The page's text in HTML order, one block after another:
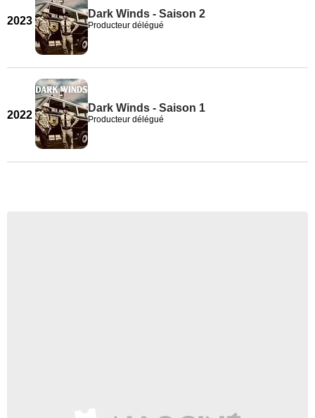
2023
Dark Winds - Saison 2
Producteur délégué
2022
Dark Winds - Saison 1
Producteur délégué